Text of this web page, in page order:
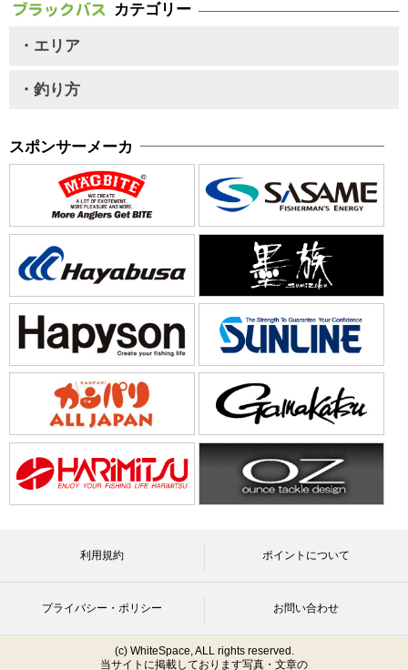
カテゴリー
・エリア
・釣り方
スポンサーメーカ
利用規約 ポイントについて
プライバシー・ポリシー お問い合わせ
(c) WhiteSpace, ALL rights reserved.
当サイトに掲載しております写真・文章の